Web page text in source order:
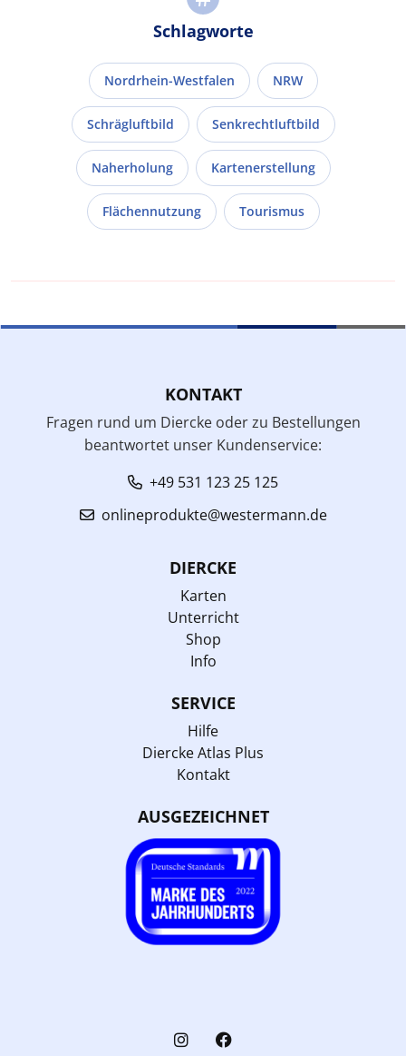
Schlagworte
Nordrhein-Westfalen NRW
Schrägluftbild Senkrechtluftbild
Naherholung Kartenerstellung
Flächennutzung Tourismus
KONTAKT
Fragen rund um Diercke oder zu Bestellungen
beantwortet unser Kundenservice:
+49 531 123 25 125
onlineprodukte@westermann.de
DIERCKE
Karten
Unterricht
Shop
Info
SERVICE
Hilfe
Diercke Atlas Plus
Kontakt
AUSGEZEICHNET